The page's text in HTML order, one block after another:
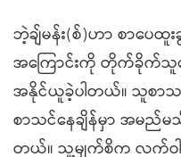
ဘဲ့ချ်မန်း(စ်)ဟာ စာပေထူ
အကြောင်းကို တိုက်ခိုက်သူ
အနိုင်ယူခဲ့ပါတယ်။ သူစာသ
စာသင်နေချိန်မှာ အမည်မသိ
တယ်။ သူ့မျက်စိက လက်ဝါး